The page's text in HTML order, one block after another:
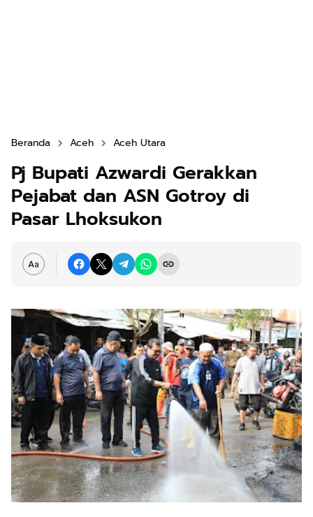
Beranda Aceh Aceh Utara
Pj Bupati Azwardi Gerakkan
Pejabat dan ASN Gotroy di
Pasar Lhoksukon